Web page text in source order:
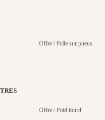
Offre / Pelle sur pneus
Offre / Poid lourd